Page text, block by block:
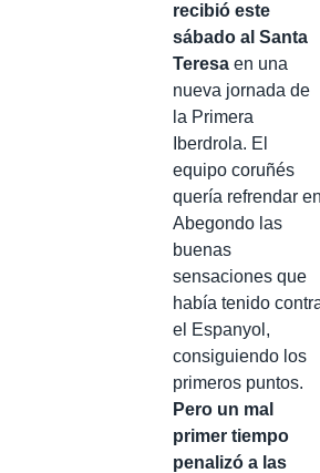
recibió este
sábado al Santa
Teresa en una
nueva jornada de
la Primera
Iberdrola. El
equipo coruñés
quería refrendar en
Abegondo las
buenas
sensaciones que
había tenido
el Espanyol,
consiguiendo los
primeros puntos.
Pero un mal
primer tiempo
penalizó a las